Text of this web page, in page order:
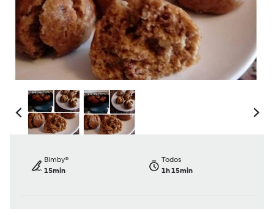
Bimby®
15min
Todos
1h 15min